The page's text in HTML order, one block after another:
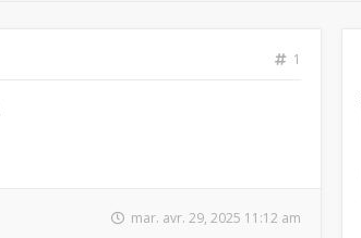
1
mar. avr. 29, 2025 11:12 am